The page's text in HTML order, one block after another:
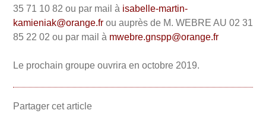
35 71 10 82 ou par mail à isabelle-martin-
kamieniak@orange.fr ou auprès de M. WEBRE AU 02 31
85 22 02 ou par mail à mwebre.gnspp@orange.fr
Le prochain groupe ouvrira en octobre 2019.
Partager cet article